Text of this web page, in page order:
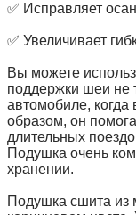
✅ Исправляет
✅ Увеличивает
Вы можете
поддержки шеи не
автомобиле, когда
образом, он
длительных
Подушка очень
хранении.
Подушка сшита из